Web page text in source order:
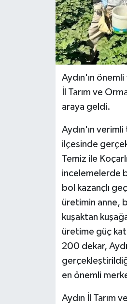
Aydın'ın
İl Tarım ve
araya geldi.
Aydın'ın
ilçesinde
Temiz ile
incelemelerde
bol kazançlı
üretimin anne,
kuşaktan
üretime güç
200 dekar,
en önemli
Aydın İl Tarım